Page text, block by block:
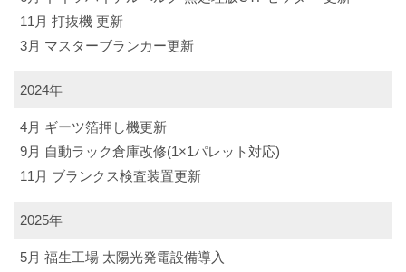
11月 打抜機 更新
3月 マスターブランカー更新
2024年
4月 ギーツ箔押し機更新
9月 自動ラック倉庫改修(1×1パレット対応)
11月 ブランクス検査装置更新
2025年
5月 福生工場 太陽光発電設備導入